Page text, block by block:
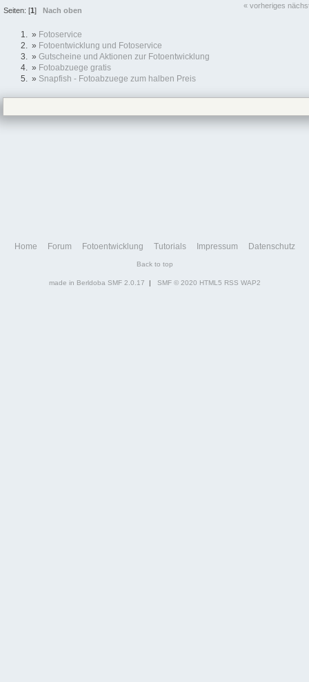
Seiten: [1]Nach oben
« vorheriges
» Fotoservice
» Fotoentwicklung und Fotoservice
» Gutscheine und Aktionen zur Fotoentwicklung
» Fotoabzuege gratis
» Snapfish - Fotoabzuege zum halben Preis
Home Forum Fotoentwicklung Tutorials Impressum Datenschutz
Back to top
made in Berldoba SMF 2.0.17 | SMF © 2020 HTML5 RSS WAP2